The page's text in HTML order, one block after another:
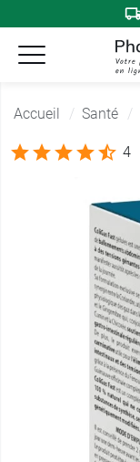
Accueil Santé
4